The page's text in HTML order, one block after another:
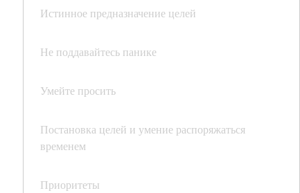
Истинное предназначение целей
Не поддавайтесь панике
Умейте просить
Постановка целей и умение распоряжаться
временем
Приоритеты